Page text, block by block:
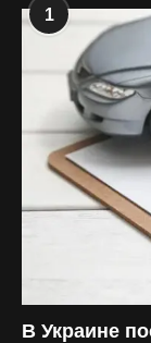
1
В Украине